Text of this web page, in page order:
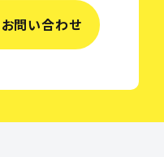
お問い合わせ